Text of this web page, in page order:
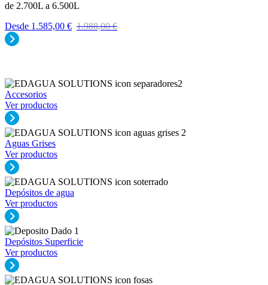
de 2.700L a 6.500L
Desde 1.585,00 € 1.988,00€
Accesorios
Ver productos
Aguas Grises
Ver productos
Depósitos de agua
Ver productos
Depósitos Superficie
Ver productos